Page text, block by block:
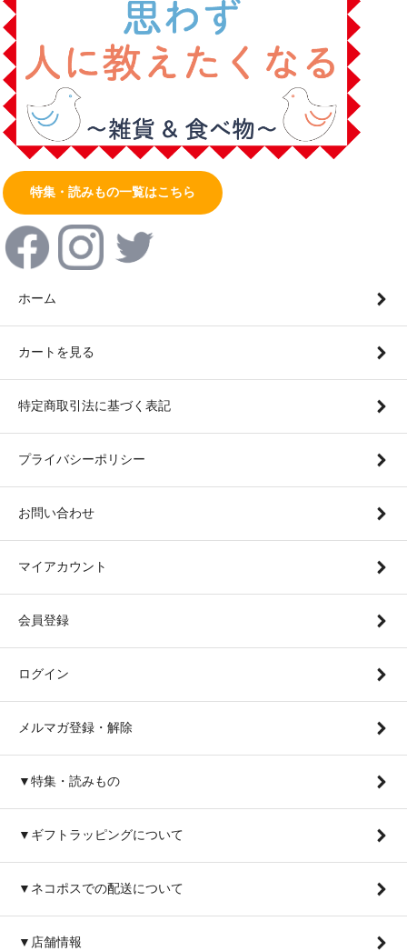
特集・読みもの一覧はこちら
ホーム
カートを見る
特定商取引法に基づく表記
プライバシーポリシー
お問い合わせ
マイアカウント
会員登録
ログイン
メルマガ登録・解除
▼特集・読みもの
▼ギフトラッピングについて
▼ネコポスでの配送について
▼店舗情報